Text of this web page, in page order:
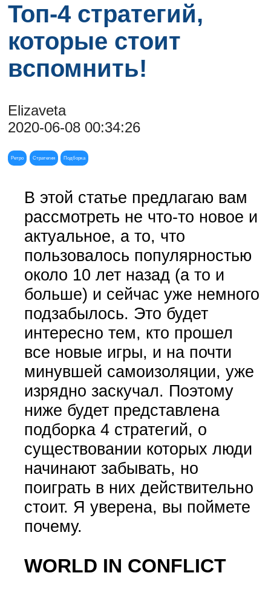
Топ-4 стратегий,
которые стоит
вспомнить!
Elizaveta
2020-06-08 00:34:26
Ретро Стратегия Подборка
В этой статье предлагаю вам
рассмотреть не что-то новое и
актуальное, а то, что
пользовалось популярностью
около 10 лет назад (а то и
больше) и сейчас уже немного
подзабылось. Это будет
интересно тем, кто прошел
все новые игры, и на почти
минувшей самоизоляции, уже
изрядно заскучал. Поэтому
ниже будет представлена
подборка 4 стратегий, о
существовании которых люди
начинают забывать, но
поиграть в них действительно
стоит. Я уверена, вы поймете
почему.
WORLD IN CONFLICT